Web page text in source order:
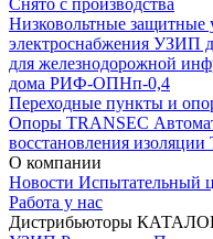
Снято с производства
Низковольтные защитные
электроснабжения УЗИП
для железнодорожной
дома РИФ-ОПНп-0,4
Переходные пункты и
Опоры TRANSEC
восстановления
О компании
Новости Испытательный
Работа у нас
Дистрибьюторы